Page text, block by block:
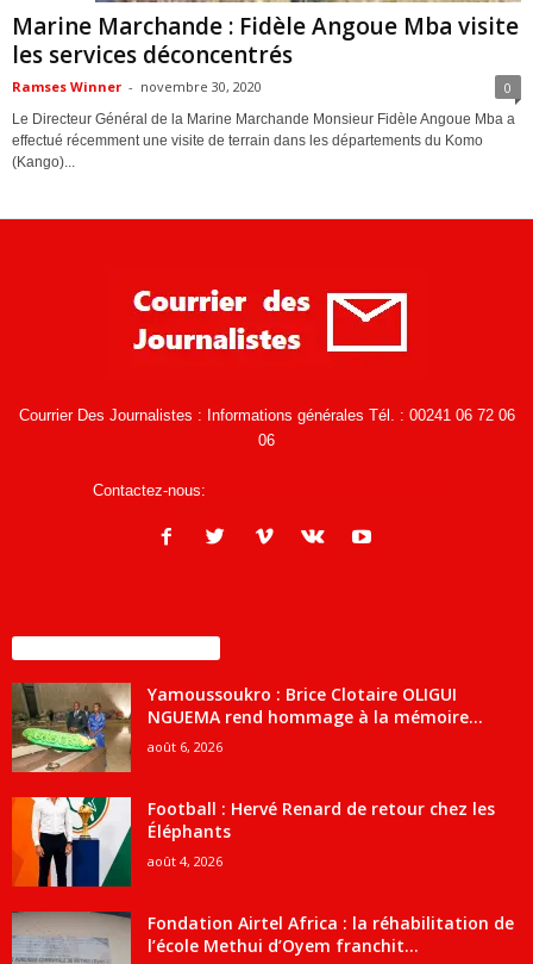
Marine Marchande : Fidèle Angoue Mba visite
les services déconcentrés
Ramses Winner - novembre 30, 2020 0
Le Directeur Général de la Marine Marchande Monsieur Fidèle Angoue Mba a
effectué récemment une visite de terrain dans les départements du Komo
(Kango)...
Courrier Des Journalistes : Informations générales Tél. : 00241 06 72 06
06
Contactez-nous:
Yamoussoukro : Brice Clotaire OLIGUI
NGUEMA rend hommage à la mémoire...
août 6, 2026
Football : Hervé Renard de retour chez les
Éléphants
août 4, 2026
Fondation Airtel Africa : la réhabilitation de
l’école Methui d’Oyem franchit...